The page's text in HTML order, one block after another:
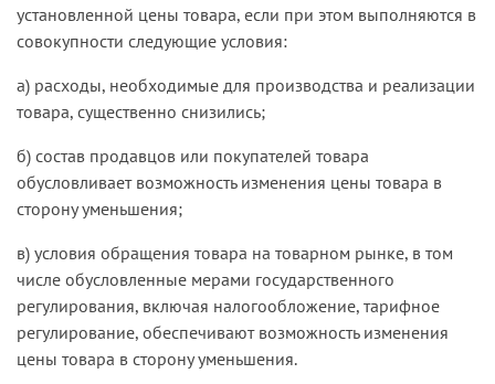
установленной цены товара, если при этом выполняются в
совокупности следующие условия:
а) расходы, необходимые для производства и реализации
товара, существенно снизились;
б) состав продавцов или покупателей товара
обусловливает возможность изменения цены товара в
сторону уменьшения;
в) условия обращения товара на товарном рынке, в том
числе обусловленные мерами государственного
регулирования, включая налогообложение, тарифное
регулирование, обеспечивают возможность изменения
цены товара в сторону уменьшения.